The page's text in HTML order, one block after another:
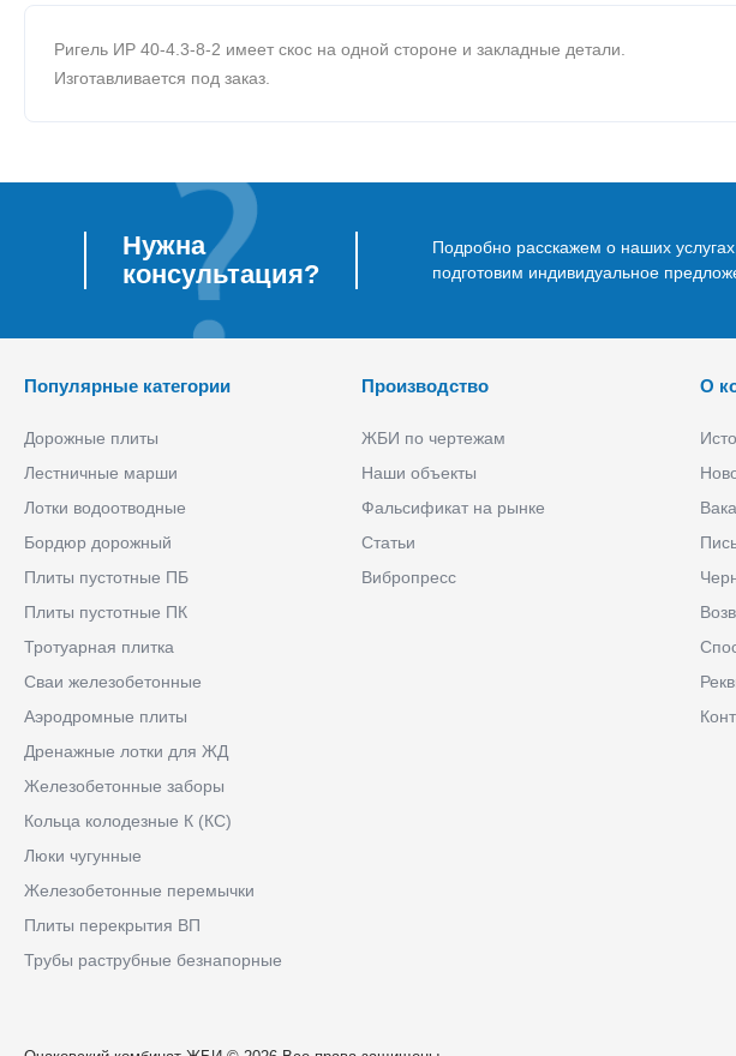
Ригель ИР 40-4.3-8-2 имеет скос на одной стороне и закладные детали.
Изготавливается под заказ.
Нужна
консультация?
Подробно расскажем о наших
подготовим индивидуальное
Популярные категории
Дорожные плиты
Лестничные марши
Лотки водоотводные
Бордюр дорожный
Плиты пустотные ПБ
Плиты пустотные ПК
Тротуарная плитка
Сваи железобетонные
Аэродромные плиты
Дренажные лотки для ЖД
Железобетонные заборы
Кольца колодезные К (КС)
Люки чугунные
Железобетонные перемычки
Плиты перекрытия ВП
Трубы раструбные безнапорные
Производство
ЖБИ по чертежам
Наши объекты
Фальсификат на рынке
Статьи
Вибропресс
О